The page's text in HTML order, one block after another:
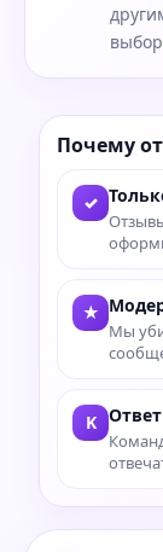
Почему
✓
★
Мы
K